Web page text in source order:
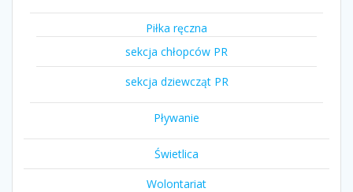
Piłka ręczna
sekcja chłopców PR
sekcja dziewcząt PR
Pływanie
Świetlica
Wolontariat